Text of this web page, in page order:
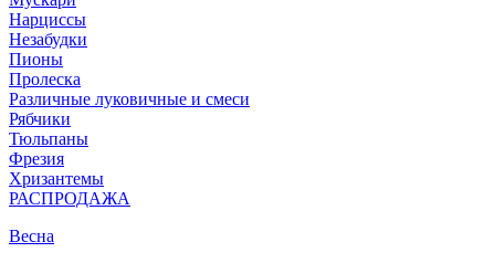
Нарцисcы
Незабудки
Пионы
Пролеска
Различные луковичные и смеси
Рябчики
Тюльпаны
Фрезия
Хризантемы
РАСПРОДАЖА
Весна